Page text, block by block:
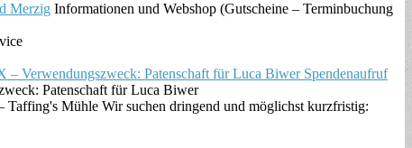
Merzig Informationen und Webshop (Gutscheine – Terminbuchung
Spendenaufruf
Patenschaft für Luca Biwer
Taffing's Mühle Wir suchen dringend und möglichst kurzfristig: